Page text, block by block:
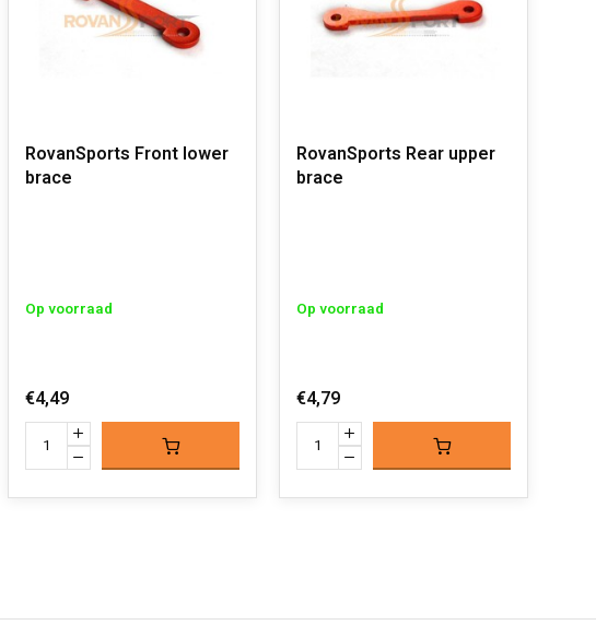
RovanSports Front lower
brace
Op voorraad
€4,49
RovanSports Rear upper
brace
Op voorraad
€4,79